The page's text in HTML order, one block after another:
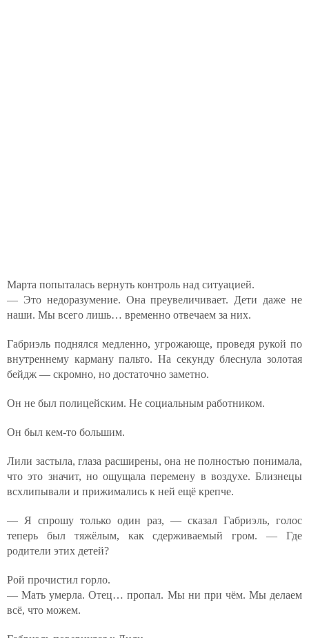
Марта попыталась вернуть контроль над ситуацией.
— Это недоразумение. Она преувеличивает. Дети даже не
наши. Мы всего лишь… временно отвечаем за них.
Габриэль поднялся медленно, угрожающе, проведя рукой по
внутреннему карману пальто. На секунду блеснула золотая
бейдж — скромно, но достаточно заметно.
Он не был полицейским. Не социальным работником.
Он был кем-то большим.
Лили застыла, глаза расширены, она не полностью понимала,
что это значит, но ощущала перемену в воздухе. Близнецы
всхлипывали и прижимались к ней ещё крепче.
— Я спрошу только один раз, — сказал Габриэль, голос
теперь был тяжёлым, как сдерживаемый гром. — Где
родители этих детей?
Рой прочистил горло.
— Мать умерла. Отец… пропал. Мы ни при чём. Мы делаем
всё, что можем.